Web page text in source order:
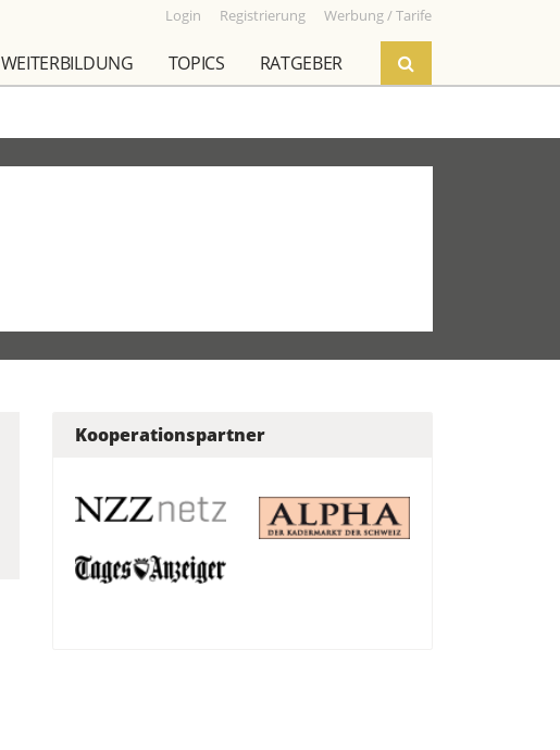
Login Registrierung Werbung / Tarife
WEITERBILDUNG TOPICS RATGEBER
Kooperationspartner